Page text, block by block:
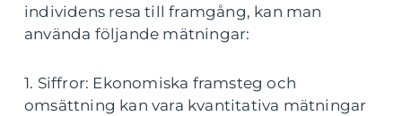
individens resa till framgång, kan man
använda följande mätningar:
1. Siffror: Ekonomiska framsteg och
omsättning kan vara kvantitativa mätningar